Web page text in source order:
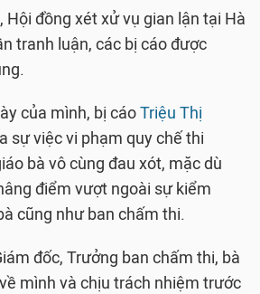
đồng xét xử vụ gian lận tại Hà
tranh luận, các bị cáo được
của mình, bị cáoTriệu Thị
sự việc vi phạm quy chế thi
bà vô cùng đau xót, mặc dù
điểm vượt ngoài sự kiểm
cũng như ban chấm thi.
đốc, Trưởng ban chấm thi, bà
mình và chịu trách nhiệm trước